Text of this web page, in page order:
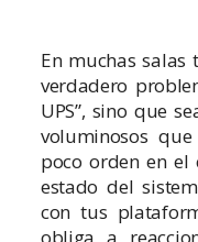
En muchas salas
verdadero
UPS”, sino que
voluminosos
poco orden en
estado del
con tus
obliga a